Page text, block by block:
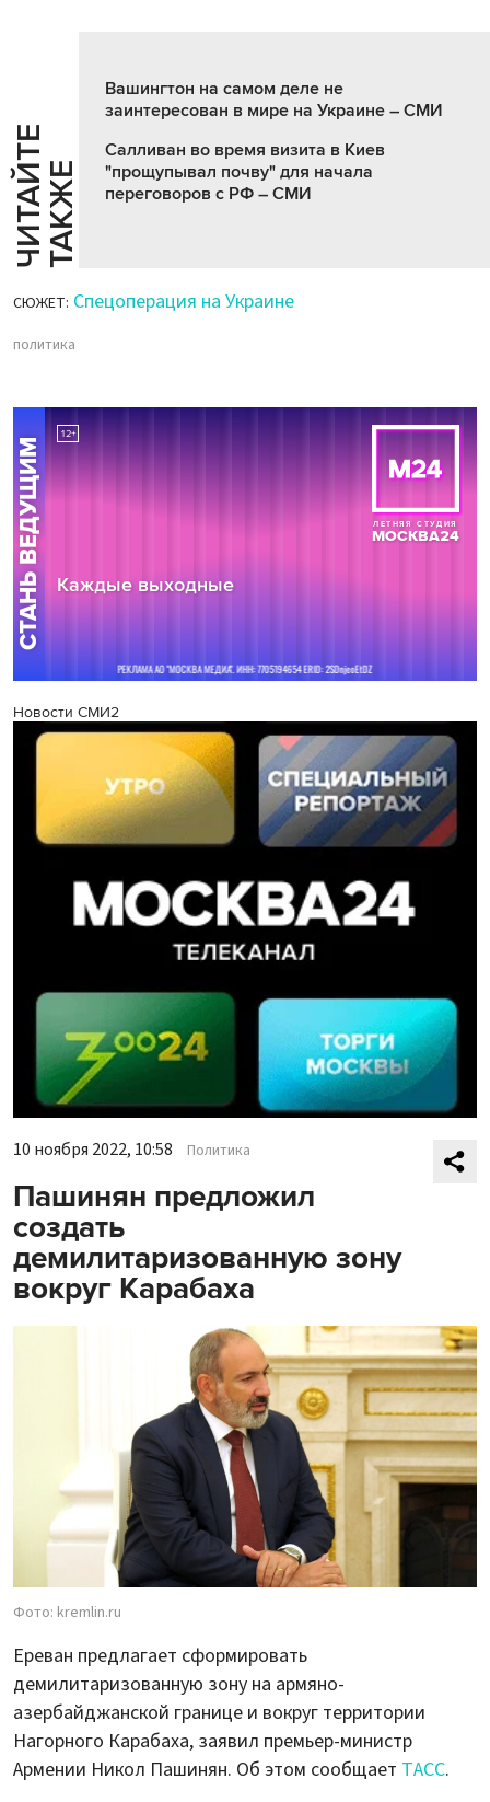
Ч
И
Т
АЙ
Т
Е
Т
А
К
ЖЕ
Вашингтон на самом деле не
заинтересован в мире на Украине – СМИ
Салливан во время визита в Киев
"прощупывал почву" для начала
переговоров с РФ – СМИ
СЮЖЕТ: Спецоперация на Украине
политика
Новости СМИ2
10 ноября 2022, 10:58 Политика
Пашинян предложил
создать
демилитаризованную зону
вокруг Карабаха
Фото: kremlin.ru
Ереван предлагает сформировать
демилитаризованную зону на армяно-
азербайджанской границе и вокруг территории
Нагорного Карабаха, заявил премьер-министр
Армении Никол Пашинян. Об этом сообщает ТАСС.